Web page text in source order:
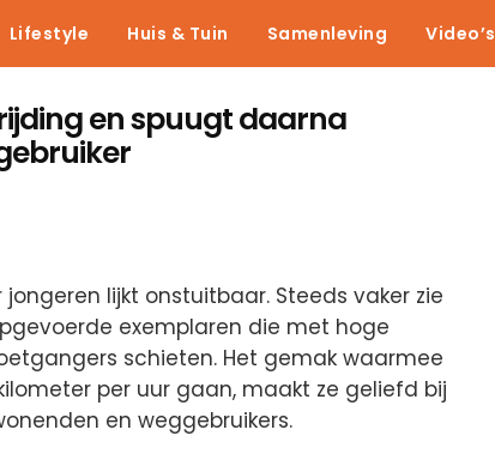
Lifestyle Huis & Tuin Samenleving Video’s
en spuugt daarna
jongeren lijkt onstuitbaar. Steeds vaker zie
exemplaren die met hoge
schieten. Het gemak waarmee
per uur gaan, maakt ze geliefd bij
en weggebruikers.